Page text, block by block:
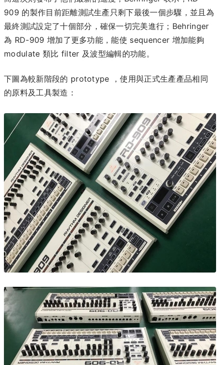
909 的製作目前距離測試生產只剩下最後一個步驟，並且為
最終測試設定了十個部分，確保一切完美進行；Behringer
為 RD-909 增加了更多功能，能使 sequencer 增加能夠
modulate 類比 filter 及波型編輯的功能。
下圖為較新階段的 prototype ，使用與正式生產產品相同
的原料及工具製造：